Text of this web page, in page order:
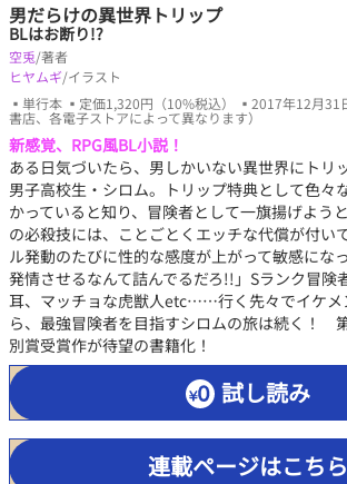
男だらけの異世界トリップ
BLはお断り!?
空兎/著者
ヒヤムギ/イラスト
▪単行本 ▪定価1,320円（10%税込） ▪2017年12月31
書店、各電子ストアによって異なります）
新感覚、RPG風BL小説！
ある日気づいたら、男しかいない異世界にトリ
男子高校生・シロム。トリップ特典として色々
かっていると知り、冒険者として一旗揚げよう
の必殺技には、ことごとくエッチな代償が付
ル発動のたびに性的な感度が上がって敏感にな
発情させるなんて詰んでるだろ!!」Sランク冒険
耳、マッチョな虎獣人etc……行く先々でイケメ
ら、最強冒険者を目指すシロムの旅は続く！
別賞受賞作が待望の書籍化！
試し読み
連載ページはこちら